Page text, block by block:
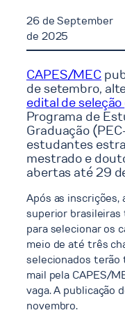
26 de September
de 2025
CAPES/MEC
de setembro,
edital de seleção
Programa de
Graduação
estudantes
mestrado e
abertas até 29
Após as
superior brasileiras
para selecionar os
meio de até três
selecionados terão
mail pela CAPES/
vaga. A publicação
novembro.